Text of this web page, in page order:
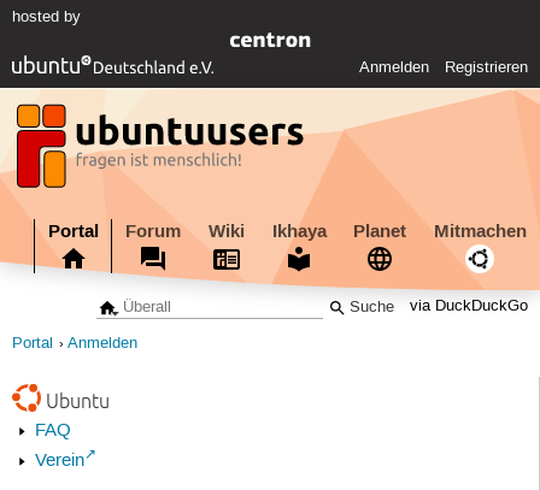
hosted by
Anmelden Registrieren
Portal Forum Wiki Ikhaya Planet Mitmachen
via DuckDuckGo
Portal Anmelden
Ubuntu
FAQ
Verein